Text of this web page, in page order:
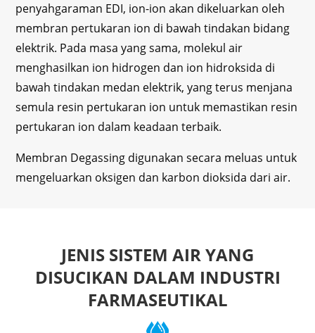
penyahgaraman EDI, ion-ion akan dikeluarkan oleh
membran pertukaran ion di bawah tindakan bidang
elektrik. Pada masa yang sama, molekul air
menghasilkan ion hidrogen dan ion hidroksida di
bawah tindakan medan elektrik, yang terus menjana
semula resin pertukaran ion untuk memastikan resin
pertukaran ion dalam keadaan terbaik.
Membran Degassing digunakan secara meluas untuk
mengeluarkan oksigen dan karbon dioksida dari air.
JENIS SISTEM AIR YANG
DISUCIKAN DALAM INDUSTRI
FARMASEUTIKAL